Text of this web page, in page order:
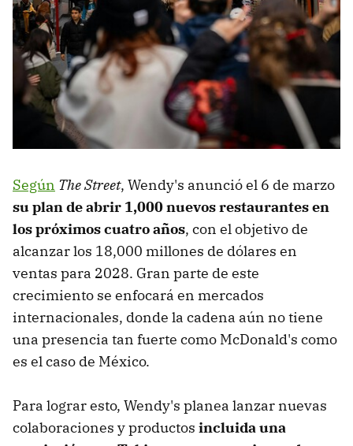
Según The Street, Wendy's anunció el 6 de marzo
su plan de abrir 1,000 nuevos restaurantes en
los próximos cuatro años, con el objetivo de
alcanzar los 18,000 millones de dólares en
ventas para 2028. Gran parte de este
crecimiento se enfocará en mercados
internacionales, donde la cadena aún no tiene
una presencia tan fuerte como McDonald's como
es el caso de México.
Para lograr esto, Wendy's planea lanzar nuevas
colaboraciones y productos incluida una